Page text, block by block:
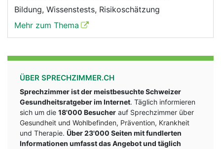
Bildung, Wissenstests, Risikoschätzung
Mehr zum Thema
ÜBER SPRECHZIMMER.CH
Sprechzimmer ist der meistbesuchte Schweizer
Gesundheitsratgeber im Internet. Täglich informieren
sich um die 18'000 Besucher auf Sprechzimmer über
Gesundheit und Wohlbefinden, Prävention, Krankheit
und Therapie. Über 23'000 Seiten mit fundlerten
Informationen umfasst das Angebot und täglich